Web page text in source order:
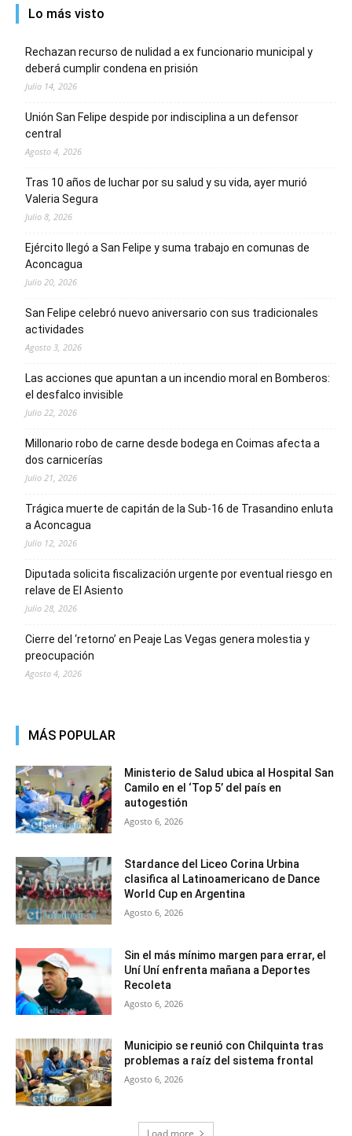
Lo más visto
Rechazan recurso de nulidad a ex funcionario municipal y
deberá cumplir condena en prisión
Julio 14, 2026
Unión San Felipe despide por indisciplina a un defensor
central
Agosto 4, 2026
Tras 10 años de luchar por su salud y su vida, ayer murió
Valeria Segura
Julio 8, 2026
Ejército llegó a San Felipe y suma trabajo en comunas de
Aconcagua
Julio 20, 2026
San Felipe celebró nuevo aniversario con sus tradicionales
actividades
Agosto 3, 2026
Las acciones que apuntan a un incendio moral en Bomberos:
el desfalco invisible
Julio 22, 2026
Millonario robo de carne desde bodega en Coimas afecta a
dos carnicerías
Julio 21, 2026
Trágica muerte de capitán de la Sub-16 de Trasandino enluta
a Aconcagua
Julio 12, 2026
Diputada solicita fiscalización urgente por eventual riesgo en
relave de El Asiento
Julio 28, 2026
Cierre del ‘retorno’ en Peaje Las Vegas genera molestia y
preocupación
Agosto 4, 2026
MÁS POPULAR
Ministerio de Salud ubica al Hospital San
Camilo en el ‘Top 5’ del país en
autogestión
Agosto 6, 2026
Stardance del Liceo Corina Urbina
clasifica al Latinoamericano de Dance
World Cup en Argentina
Agosto 6, 2026
Sin el más mínimo margen para errar, el
Uní Uní enfrenta mañana a Deportes
Recoleta
Agosto 6, 2026
Municipio se reunió con Chilquinta tras
problemas a raíz del sistema frontal
Agosto 6, 2026
Load more